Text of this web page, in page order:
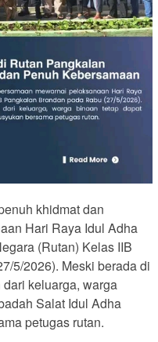
khidmat dan
Hari Raya Idul Adha
(Rutan) Kelas IIB
5/2026). Meski berada di
keluarga, warga
Salat Idul Adha
petugas rutan.